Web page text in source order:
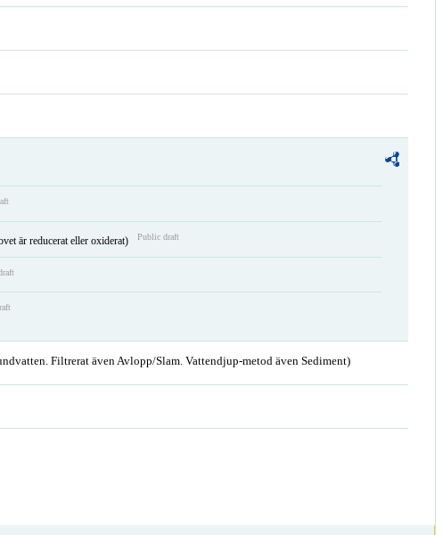
är reducerat eller oxiderat) Public draft
Filtrerat även Avlopp/Slam. Vattendjup-metod även Sediment)